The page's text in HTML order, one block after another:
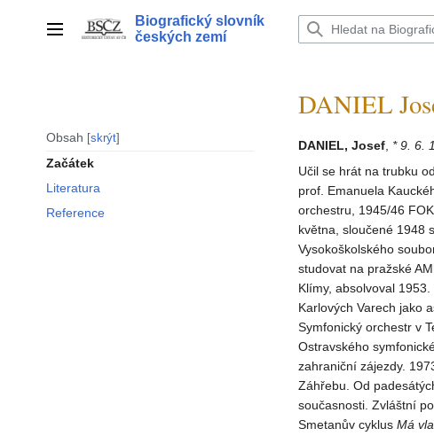
Hlavní menu
Biografický slovník
českých zemí
Obsah skrýt
Začátek
Literatura
Reference
DANIEL
DANIEL, Josef * 9. 6.
Učil se hrát na trubku
prof. Emanuela
orchestru, 1945/46
května, sloučené 1948
Vysokoškolského
studovat na pražské
Klímy, absolvoval
Karlových Varech jako
Symfonický orchestr v
Ostravského
zahraniční zájezdy.
Záhřebu. Od
současnosti. Zvláštní
Smetanův cyklus Má